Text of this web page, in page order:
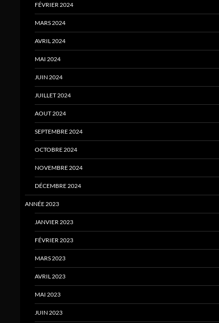
FÉVRIER 2024
MARS 2024
AVRIL 2024
MAI 2024
JUIN 2024
JUILLET 2024
AOUT 2024
SEPTEMBRE 2024
OCTOBRE 2024
NOVEMBRE 2024
DÉCEMBRE 2024
ANNÉE 2023
JANVIER 2023
FÉVRIER 2023
MARS 2023
AVRIL 2023
MAI 2023
JUIN 2023